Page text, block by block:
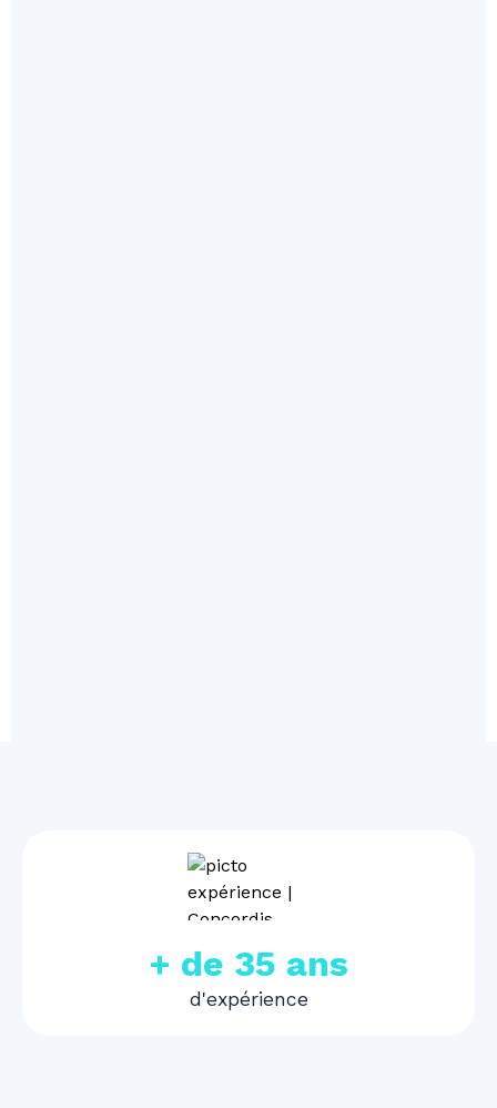
+ de 35 ans
d'expérience